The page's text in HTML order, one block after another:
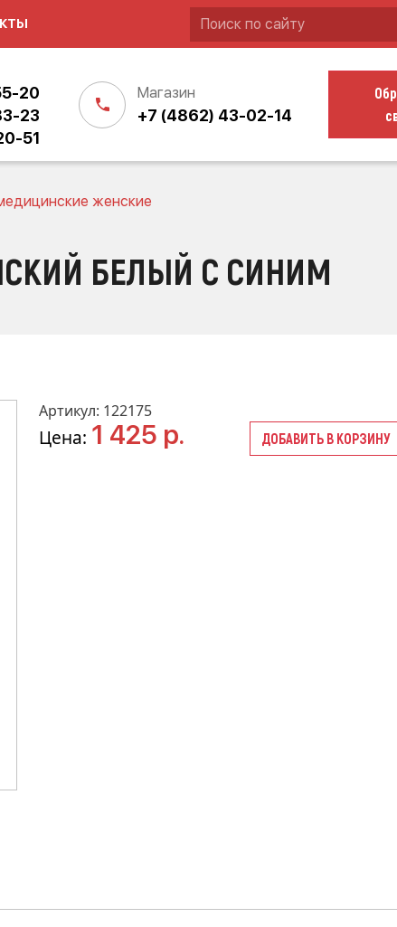
20
23
51
Магазин
+7 (4862) 43-02-14
женские
БЕЛЫЙ С СИНИМ
Артикул: 122175
Цена: 1 425 р. ДОБАВИТЬ В КОРЗИНУ